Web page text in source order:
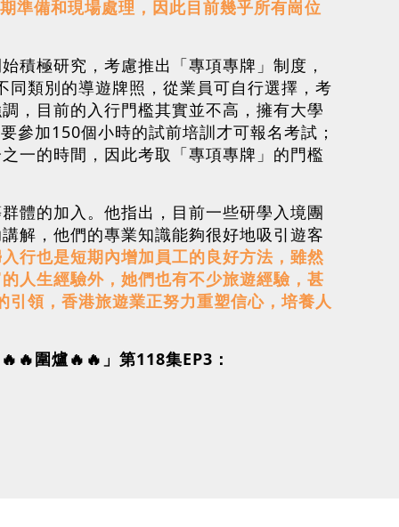
備和現場處理，因此目前幾乎所有崗位
積極研究，考慮推出「專項專牌」制度，
類別的導遊牌照，從業員可自行選擇，考
，目前的入行門檻其實並不高，擁有大學
參加150個小時的試前培訓才可報名考試；
一的時間，因此考取「專項專牌」的門檻
體的加入。他指出，目前一些研學入境團
解，他們的專業知識能夠很好地吸引遊客
行也是短期內增加員工的良好方法，雖然
人生經驗外，她們也有不少旅遊經驗，甚
領，香港旅遊業正努力重塑信心，培養人
圍爐🔥🔥」第118集EP3：